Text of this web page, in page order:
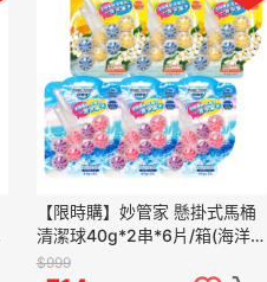
【限時購】妙管家 懸掛式馬桶
清潔球40g*2串*6片/箱(海洋清
香x3片+熱帶花果香x3片)
$999